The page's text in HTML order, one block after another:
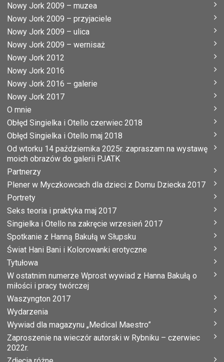
Nowy Jork 2009 – muzea
Nowy Jork 2009 – przyjaciele
Nowy Jork 2009 – ulica
Nowy Jork 2009 – wernisaż
Nowy Jork 2012
Nowy Jork 2016
Nowy Jork 2016 – galerie
Nowy Jork 2017
O mnie
Obłęd Singielka i Otello czerwiec 2018
Obłęd Singielka i Otello maj 2018
Od wtorku 14 października 2025r. zapraszam na wystawę
moich obrazów do galerii PJATK
Partnerzy
Plener w Myczkowcach dla dzieci z Domu Dziecka 2017
Portrety
Seks teoria i praktyka maj 2017
Singielka i Otello na zakręcie wrzesień 2017
Spotkanie z Hanną Bakułą w Słupsku
Świat Hani Bani i Kolorowanki erotyczne
Tytułowa
W ostatnim numerze Wprost wywiad z Hanna Bakułą o
miłości i pracy twórczej
Waszyngton 2017
Wydarzenia
Wywiad dla magazynu „Medical Maestro”
Zaproszenie na wieczór autorski w Rybniku – czerwiec
2022r.